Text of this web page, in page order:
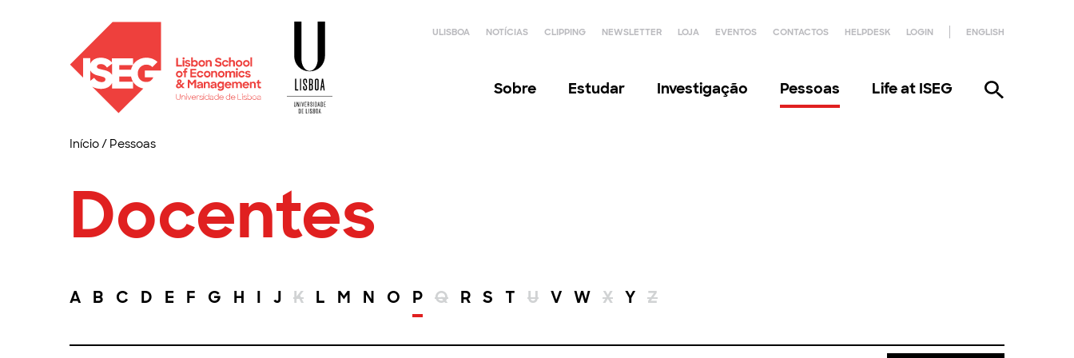
ULISBOA NOTÍCIAS CLIPPING NEWSLETTER LOJA EVENTOS CONTACTOS HELPDESK LOGIN ENGLISH
Sobre Estudar Investigação Pessoas Life at ISEG
Início/ Pessoas
Docentes
A B C D E F G H I J K L M N O P Q R S T U V W X Y Z